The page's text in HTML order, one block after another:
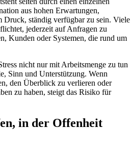
aus hohen Erwartungen,
Druck, ständig verfügbar zu sein. Viele
jederzeit auf Anfragen zu
Kunden oder Systemen, die rund um
nicht nur mit Arbeitsmenge zu tun
Sinn und Unterstützung. Wenn
den Überblick zu verlieren oder
zu haben, steigt das Risiko für
in der Offenheit